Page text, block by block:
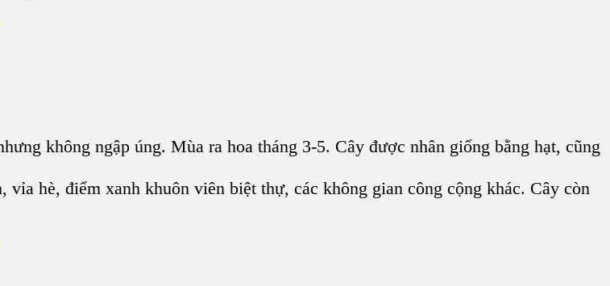
không ngập úng. Mùa ra hoa tháng 3-5. Cây được nhân giống bằng hạt, cũng
hè, điểm xanh khuôn viên biệt thự, các không gian công cộng khác. Cây còn